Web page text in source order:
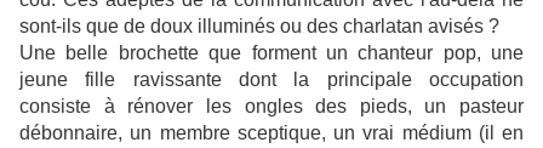
sont-ils que de doux illuminés ou des charlatan avisés ?
Une belle brochette que forment un chanteur pop, une
jeune fille ravissante dont la principale occupation
consiste à rénover les ongles des pieds, un pasteur
débonnaire, un membre sceptique, un vrai médium (il en